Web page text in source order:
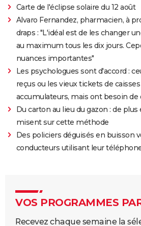
Carte de l'éclipse solaire du 12 août
Alvaro Fernandez, pharmacien, à
draps : "L'idéal est de les changer
au maximum tous les dix jours.
nuances importantes"
Les psychologues sont d'accord :
reçus ou les vieux tickets de
accumulateurs, mais ont besoin de
Du carton au lieu du gazon : de
misent sur cette méthode
Des policiers déguisés en buisson
conducteurs utilisant leur
VOS PROGRAMMES
Recevez chaque semaine la